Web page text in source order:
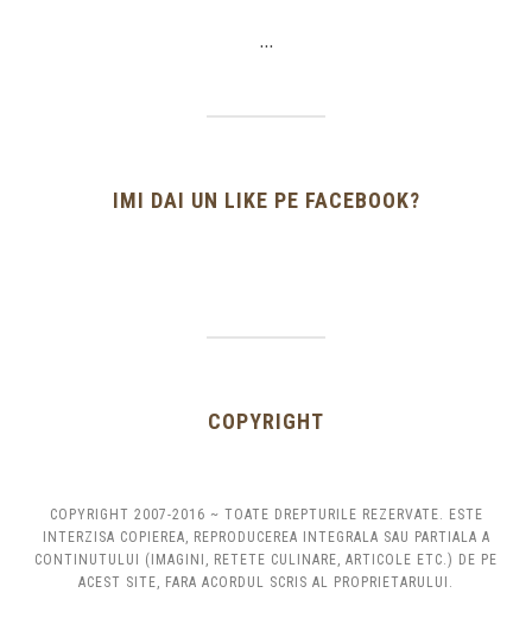
…
IMI DAI UN LIKE PE FACEBOOK?
COPYRIGHT
COPYRIGHT 2007-2016 ~ TOATE DREPTURILE REZERVATE. ESTE
INTERZISA COPIEREA, REPRODUCEREA INTEGRALA SAU PARTIALA A
CONTINUTULUI (IMAGINI, RETETE CULINARE, ARTICOLE ETC.) DE PE
ACEST SITE, FARA ACORDUL SCRIS AL PROPRIETARULUI.